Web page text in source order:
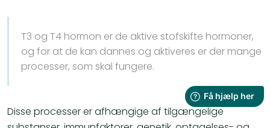
T3 og T4 hormon er de aktive stofskifte hormoner,
og for at de kan dannes og aktiveres er der mange
processer, som skal fungere.
Disse processer er afhængige af tilgængelige